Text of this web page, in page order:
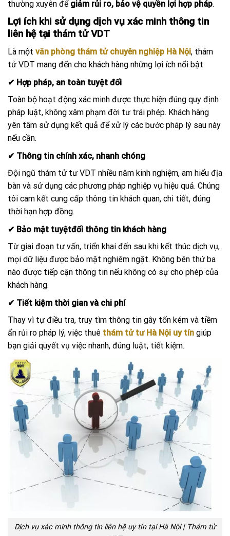
thường xuyên để giảm rủi ro, bảo vệ quyền lợi hợp pháp.
Lợi ích khi sử dụng dịch vụ xác minh thông tin
liên hệ tại thám tử VDT
Là một văn phòng thám tử chuyên nghiệp Hà Nội, thám
tử VDT mang đến cho khách hàng những lợi ích nổi bật:
✔ Hợp pháp, an toàn tuyệt đối
Toàn bộ hoạt động xác minh được thực hiện đúng quy định
pháp luật, không xâm phạm đời tư trái phép. Khách hàng
yên tâm sử dụng kết quả để xử lý các bước pháp lý sau này
nếu cần.
✔ Thông tin chính xác, nhanh chóng
Đội ngũ thám tử tư VDT nhiều năm kinh nghiệm, am hiểu địa
bàn và sử dụng các phương pháp nghiệp vụ hiệu quả. Chúng
tôi cam kết cung cấp thông tin khách quan, chi tiết, đúng
thời hạn hợp đồng.
✔ Bảo mật tuyệtđối thông tin khách hàng
Từ giai đoạn tư vấn, triển khai đến sau khi kết thúc dịch vụ,
mọi dữ liệu được bảo mật nghiêm ngặt. Không bên thứ ba
nào được tiếp cận thông tin nếu không có sự cho phép của
khách hàng.
✔ Tiết kiệm thời gian và chi phí
Thay vì tự điều tra, truy tìm thông tin gây tốn kém và tiềm
ẩn rủi ro pháp lý, việc thuê thám tử tư Hà Nội uy tín giúp
bạn giải quyết vụ việc nhanh, đúng luật, tiết kiệm.
Dịch vụ xác minh thông tin liên hệ uy tín tại Hà Nội | Thám tử